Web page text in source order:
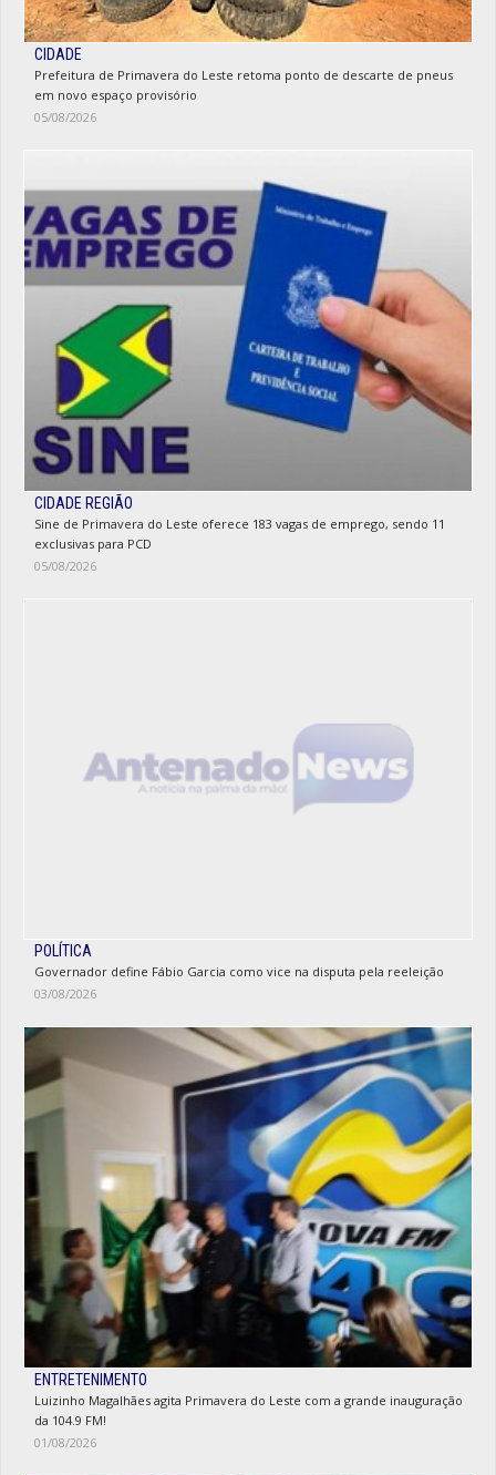
CIDADE
Prefeitura de Primavera do Leste retoma ponto de descarte de pneus
em novo espaço provisório
05/08/2026
CIDADE REGIÃO
Sine de Primavera do Leste oferece 183 vagas de emprego, sendo 11
exclusivas para PCD
05/08/2026
POLÍTICA
Governador define Fábio Garcia como vice na disputa pela reeleição
03/08/2026
ENTRETENIMENTO
Luizinho Magalhães agita Primavera do Leste com a grande inauguração
da 104.9 FM!
01/08/2026